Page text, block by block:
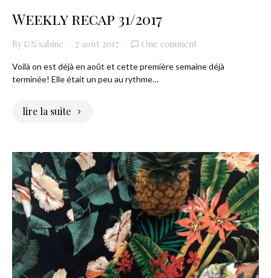
Weekly recap 31/2017
By sabine 7 août 2017 One comment
Voilà on est déjà en août et cette première semaine déjà
terminée! Elle était un peu au rythme…
lire la suite